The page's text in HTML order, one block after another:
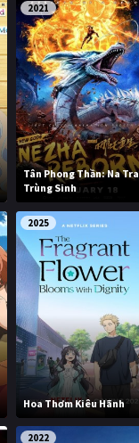
2021
Tân Phong Thần: Na Tra
Trùng Sinh
2025
Hoa Thơm Kiêu Hãnh
2022